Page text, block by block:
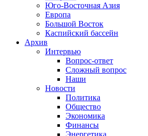
Юго-Восточная Азия
Европа
Большой Восток
Каспийский бассейн
Архив
Интервью
Вопрос-ответ
Сложный вопрос
Наши
Новости
Политика
Общество
Экономика
Финансы
Энергетика